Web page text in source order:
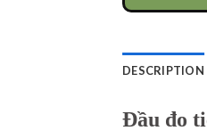
DESCRIPTION
Đầu đo